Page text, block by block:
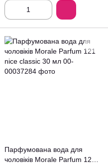
Парфумована вода для
чоловіків Morale Parfum 121